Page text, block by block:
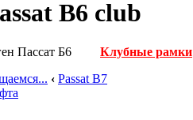
B6 club
Пассат Б6
Клубные рамки
‹ Passat B7